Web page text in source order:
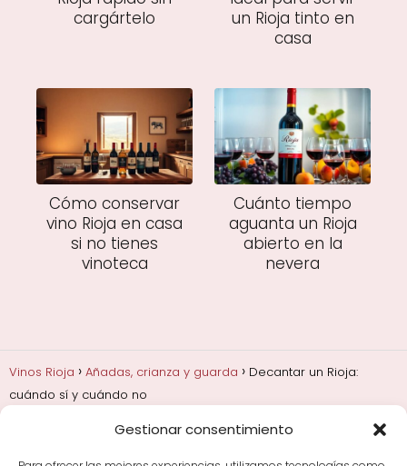
Gestionar consentimiento
cargártelo
un Rioja tinto en
casa
Cómo conservar
vino Rioja en casa
si no tienes
vinoteca
Cuánto tiempo
aguanta un Rioja
abierto en la
nevera
Vinos Rioja Añadas, crianza y guarda
Decantar un Rioja:
cuándo sí y cuándo no
Añadas, crianza y guarda
Bodegas y marcas de
Rioja
Cata y aprender a probar vino Comprar vino